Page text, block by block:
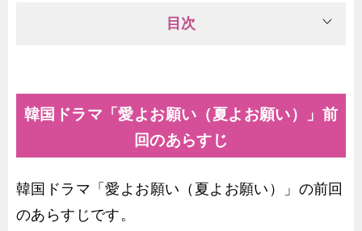
目次
韓国ドラマ「愛よお願い（夏よお願い）」前
回のあらすじ
韓国ドラマ「愛よお願い（夏よお願い）」の前回
のあらすじです。